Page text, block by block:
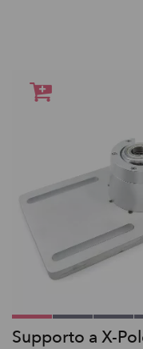
Supporto a X-